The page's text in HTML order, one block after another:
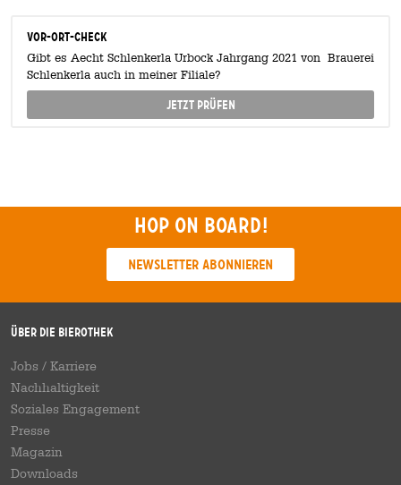
Vor-Ort-Check
Gibt es Aecht Schlenkerla Urbock Jahrgang 2021 von Brauerei
Schlenkerla auch in meiner Filiale?
Jetzt prüfen
Hop on board!
Newsletter abonnieren
Über die Bierothek
Jobs / Karriere
Nachhaltigkeit
Soziales Engagement
Presse
Magazin
Downloads